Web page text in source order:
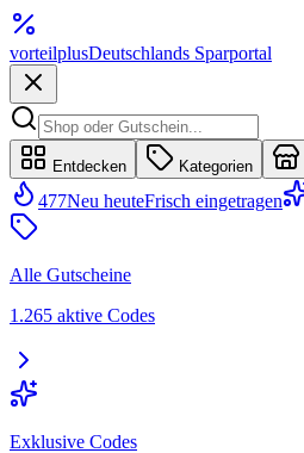
vorteilplusDeutschlands Sparportal
Entdecken Kategorien
477Neu heuteFrisch eingetragen
Alle Gutscheine
1.265 aktive Codes
Exklusive Codes